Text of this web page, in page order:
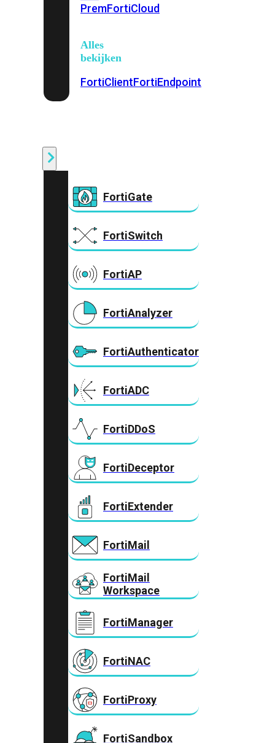
PremFortiCloud
Alles
bekijken
FortiClientFortiEndpoint
FortiGate
FortiSwitch
FortiAP
FortiAnalyzer
FortiAuthenticator
FortiADC
FortiDDoS
FortiDeceptor
FortiExtender
FortiMail
FortiMail
Workspace
FortiManager
FortiNAC
FortiProxy
FortiSandbox